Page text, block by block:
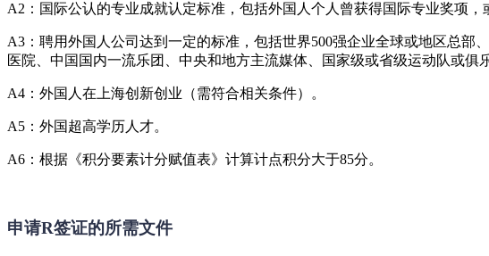
A2：国际公认的专业成就认定标准，包括外国人个人曾获得国际专业奖项
A3：聘用外国人公司达到一定的标准，包括世界500强企业全球或地区总
医院、中国国内一流乐团、中央和地方主流媒体、国家级或省级运动队或俱
A4：外国人在上海创新创业（需符合相关条件）。
A5：外国超高学历人才。
A6：根据《积分要素计分赋值表》计算计点积分大于85分。
申请R签证的所需文件